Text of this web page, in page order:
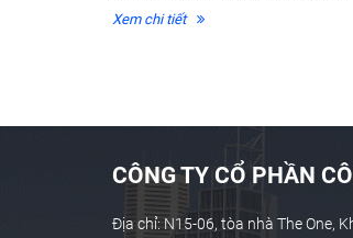
theo thời gian thực ứng dụng
Xem chi tiết
CÔNG TY CỔ PHẦN
Địa chỉ: N15-06, tòa nhà The One,